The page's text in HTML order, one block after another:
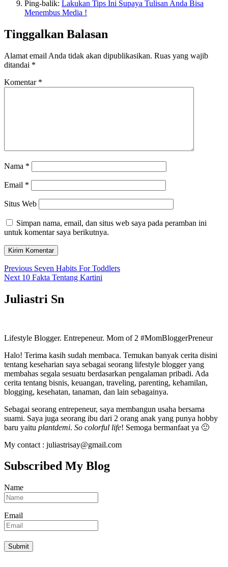
Ping-balik: Lakukan Tips Ini Supaya Tulisan Anda Bisa
Menembus Media !
Tinggalkan Balasan
Alamat email Anda tidak akan dipublikasikan. Ruas yang wajib
ditandai *
Komentar *
Nama *
Email *
Situs Web
Simpan nama, email, dan situs web saya pada peramban ini
untuk komentar saya berikutnya.
Navigasi
pos
Previous Previous
post:
Seven Habits For Toddlers
Next Next
10 Fakta Tentang Kartini
Juliastri Sn
Lifestyle Blogger. Entrepeneur. Mom of 2 #MomBloggerPreneur
Halo! Terima kasih sudah membaca. Temukan banyak cerita disini
tentang keseharian saya sebagai seorang lifestyle blogger yang
membahas segala sesuatu berdasarkan pengalaman pribadi. Ada
cerita tentang bisnis, keuangan, traveling, parenting, kehamilan,
blogging, kesehatan, tanaman, dan lain sebagainya.
Sebagai seorang entrepeneur, saya membangun usaha bersama
suami. Saya juga seorang ibu dari 2 orang anak yang punya hobby
baru yaitu plantdemi. So colorful life! Semoga bermanfaat ya 🙂
My contact : juliastrisay@gmail.com
Subscribed My Blog
Name
Email